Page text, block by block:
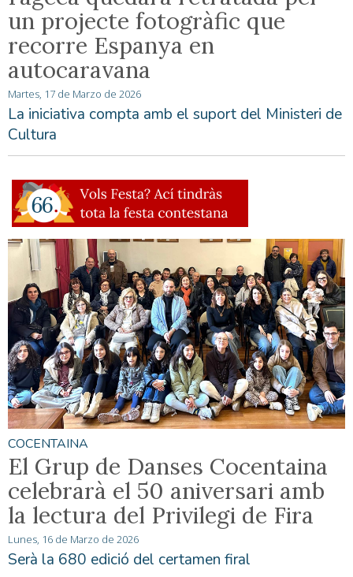
un projecte fotogràfic que
recorre Espanya en
autocaravana
Martes, 17 de Marzo de 2026
La iniciativa compta amb el suport del Ministeri de
Cultura
COCENTAINA
El Grup de Danses Cocentaina
celebrarà el 50 aniversari amb
la lectura del Privilegi de Fira
Lunes, 16 de Marzo de 2026
Serà la 680 edició del certamen firal